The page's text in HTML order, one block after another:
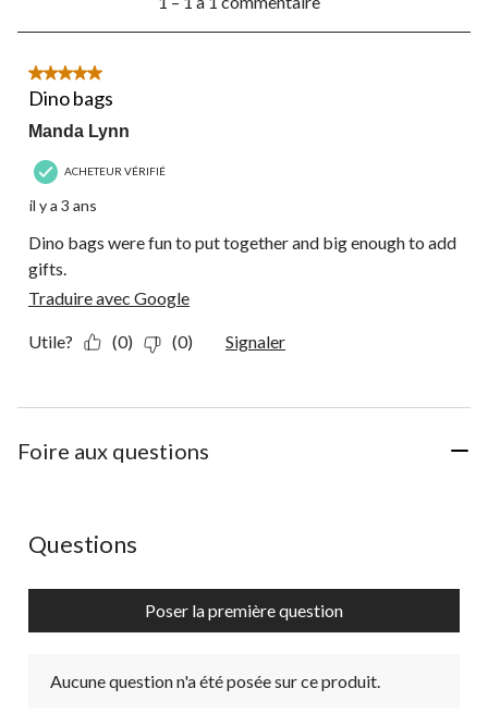
1
commentaire.
5 étoile(s) sur 5.
Dino bags
Manda Lynn
ACHETEUR VÉRIFIÉ
il y a 3 ans
Dino bags were fun to put together and big enough to add
gifts.
Traduire avec Google
Utile? (0) (0) Signaler
Foire aux questions
Aucune question n'a été posée sur ce produit.
Questions
Poser la première question
Aucune question n'a été posée sur ce produit.